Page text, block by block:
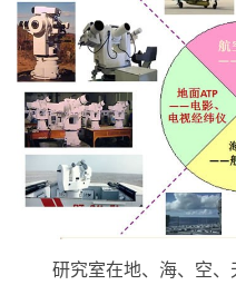
研究室在地、海、空、